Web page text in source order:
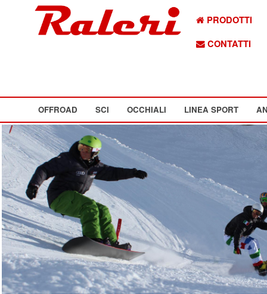
PRODOTTI
CONTATTI
OFFROAD SCI OCCHIALI LINEA SPORT